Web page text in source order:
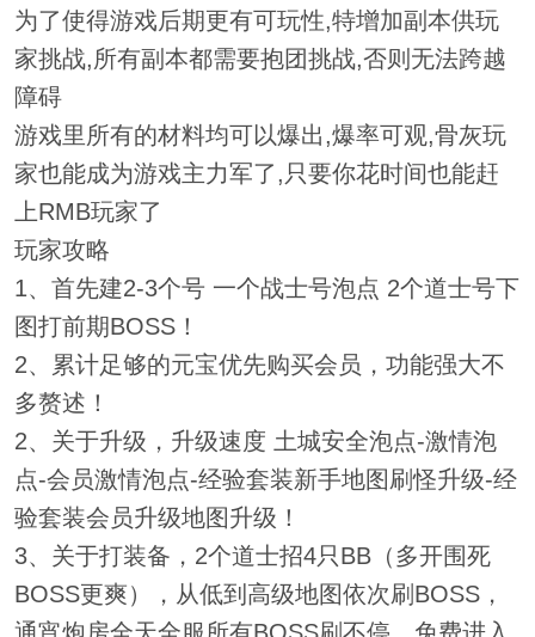
为了使得游戏后期更有可玩性,特增加副本供玩
家挑战,所有副本都需要抱团挑战,否则无法跨越
障碍
游戏里所有的材料均可以爆出,爆率可观,骨灰玩
家也能成为游戏主力军了,只要你花时间也能赶
上RMB玩家了
玩家攻略
1、首先建2-3个号 一个战士号泡点 2个道士号下
图打前期BOSS！
2、累计足够的元宝优先购买会员，功能强大不
多赘述！
2、关于升级，升级速度 土城安全泡点-激情泡
点-会员激情泡点-经验套装新手地图刷怪升级-经
验套装会员升级地图升级！
3、关于打装备，2个道士招4只BB（多开围死
BOSS更爽），从低到高级地图依次刷BOSS，